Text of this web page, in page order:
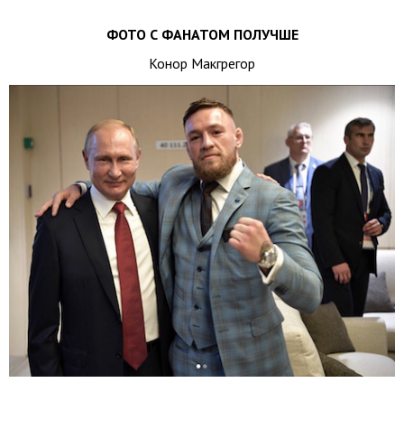
ФОТО С ФАНАТОМ ПОЛУЧШЕ
Конор Макгрегор